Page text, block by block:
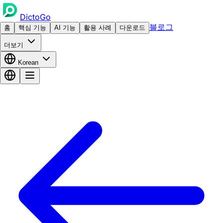
DictoGo
홈 핵심 기능 AI 기능 활용 사례 다운로드 블로그
더보기
Korean